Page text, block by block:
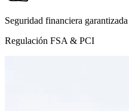
Seguridad financiera garantizada
Regulación FSA & PCI